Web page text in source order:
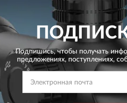
Подпишись, чтобы получать
предложениях, поступлениях,